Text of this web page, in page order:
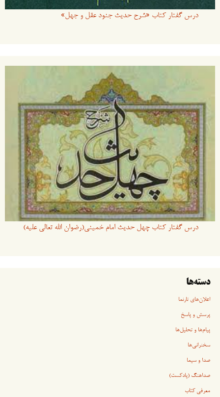
درس گفتار کتاب «شرح حدیث جنود عقل و جهل»
درس گفتار کتاب چهل حدیث امام خمینی(رضوان الله تعالی علیه)
دسته‌ها
اعلان‌های تارنما
پرسش و پاسخ
پیام‌ها و تحلیل‌ها
سخنرانی‏‏‌ها
صدا و سیما
صداهنگ (پادکست)
معرفی کتاب